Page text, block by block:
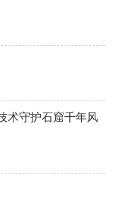
术守护石窟千年风